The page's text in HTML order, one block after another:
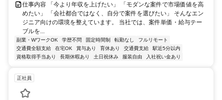
仕事内容 「今より年収を上げたい」 「モダンな案件で市場価値を高
めたい」 「会社都合ではなく、自分で案件を選びたい」 そんなエン
ジニア向けの環境を整えています。 当社では、案件単価・給与テー
ブルを...
副業・WワークOK 学歴不問 固定時間制 転勤なし
フルリモート
交通費全額支給
在宅OK 賞与あり 育休あり 交通費支給
駅近5分以内
資格取得手当あり
長期休暇あり 土日祝休み 服装自由 入社祝い金あり
正社員